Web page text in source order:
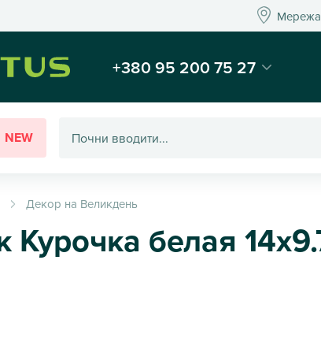
своє місто Мережа
Інтернет-магазин подарунків та декору -
+380 95 200 75 27
NEW
Декор на Великдень
белая